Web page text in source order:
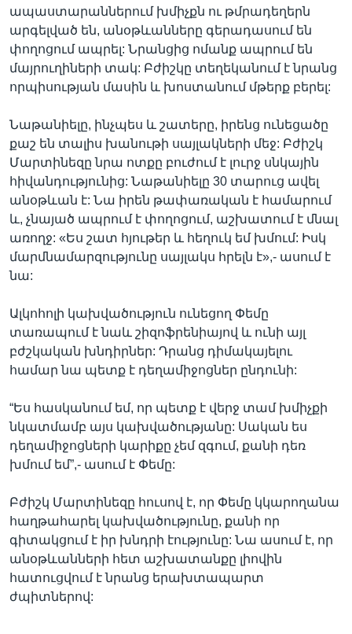
ապաստարաններում խմիչքն ու թմրադեղերն
արգելված են, անօթևանները գերադասում են
փողոցում ապրել: Նրանցից ոմանք ապրում են
մայրուղիների տակ: Բժիշկը տեղեկանում է նրանց
որպիսության մասին և խոստանում մթերք բերել:
Նաթանիելը, ինչպես և շատերը, իրենց ունեցածը
քաշ են տալիս խանութի սայլակների մեջ: Բժիշկ
Մարտինեզը նրա ոտքը բուժում է լուրջ սնկային
հիվանդությունից: Նաթանիելը 30 տարուց ավել
անօթևան է: Նա իրեն թափառական է համարում
և, չնայած ապրում է փողոցում, աշխատում է մնալ
առողջ: «Ես շատ հյութեր և հեղուկ եմ խմում: Իսկ
մարմնամարզությունը սայլակս հրելն է»,- ասում է
նա:
Ալկոհոլի կախվածություն ունեցող Փեմը
տառապում է նաև շիզոֆրենիայով և ունի այլ
բժշկական խնդիրներ: Դրանց դիմակայելու
համար նա պետք է դեղամիջոցներ ընդունի:
“Ես հասկանում եմ, որ պետք է վերջ տամ խմիչքի
նկատմամբ այս կախվածությանը: Սական ես
դեղամիջոցների կարիքը չեմ զգում, քանի դեռ
խմում եմ”,- ասում է Փեմը:
Բժիշկ Մարտինեզը հուսով է, որ Փեմը կկարողանա
հաղթահարել կախվածությունը, քանի որ
գիտակցում է իր խնդրի էությունը: Նա ասում է, որ
անօթևանների հետ աշխատանքը լիովին
հատուցվում է նրանց երախտապարտ
ժպիտներով: